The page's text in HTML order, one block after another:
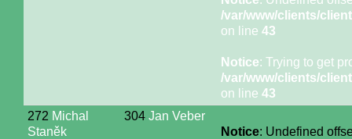
/var/www/clients/
on line 43
Notice: Trying to get
/var/www/clients/
on line 43
272 Michal
Staněk
304 Jan Veber
Notice: Undefined